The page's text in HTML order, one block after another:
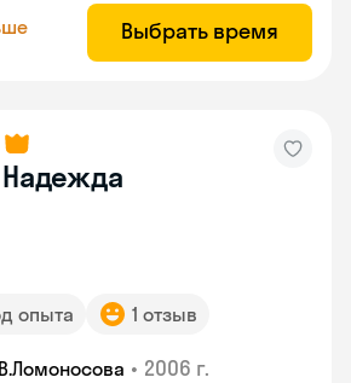
Выбрать время
Надежда
опыта 1 отзыв
• 2006 г.